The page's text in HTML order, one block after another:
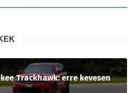
Trackhawk: erre kevesen